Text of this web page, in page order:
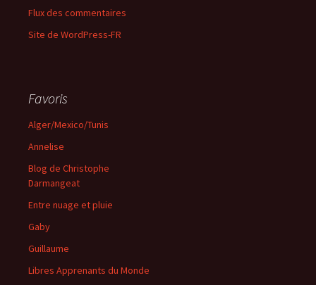
Flux des commentaires
Site de WordPress-FR
Favoris
Alger/Mexico/Tunis
Annelise
Blog de Christophe
Darmangeat
Entre nuage et pluie
Gaby
Guillaume
Libres Apprenants du Monde